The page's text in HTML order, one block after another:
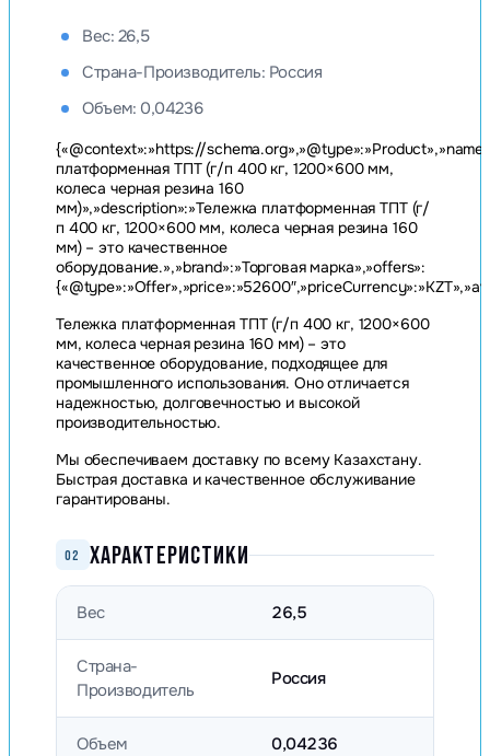
Вес: 26,5
Страна-Производитель: Россия
Объем: 0,04236
{«@context»:»https://
платформенная ТПТ (г/п 400 кг, 1200×600 мм,
колеса черная резина 160
мм)»,»description»:»Тележка платформенная ТПТ (г/
п 400 кг, 1200×600 мм, колеса черная резина 160
мм) – это качественное
оборудование.»,»brand»:»Торговая марка»,»offers»:
Тележка платформенная ТПТ (г/п 400 кг, 1200×600
мм, колеса черная резина 160 мм) – это
качественное оборудование, подходящее для
промышленного использования. Оно отличается
надежностью, долговечностью и высокой
производительностью.
Мы обеспечиваем доставку по всему Казахстану.
Быстрая доставка и качественное обслуживание
гарантированы.
02 ХАРАКТЕРИСТИКИ
Вес 26,5
Страна-
Производитель
Россия
Объем 0,04236